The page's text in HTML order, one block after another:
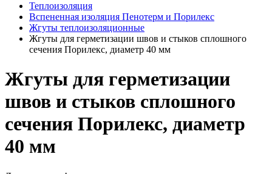
Теплоизоляция
Вспененная изоляция Пенотерм и Порилекс
Жгуты теплоизоляционные
Жгуты для герметизации швов и стыков сплошного
сечения Порилекс, диаметр 40 мм
Жгуты для герметизации
швов и стыков сплошного
сечения Порилекс, диаметр
40 мм